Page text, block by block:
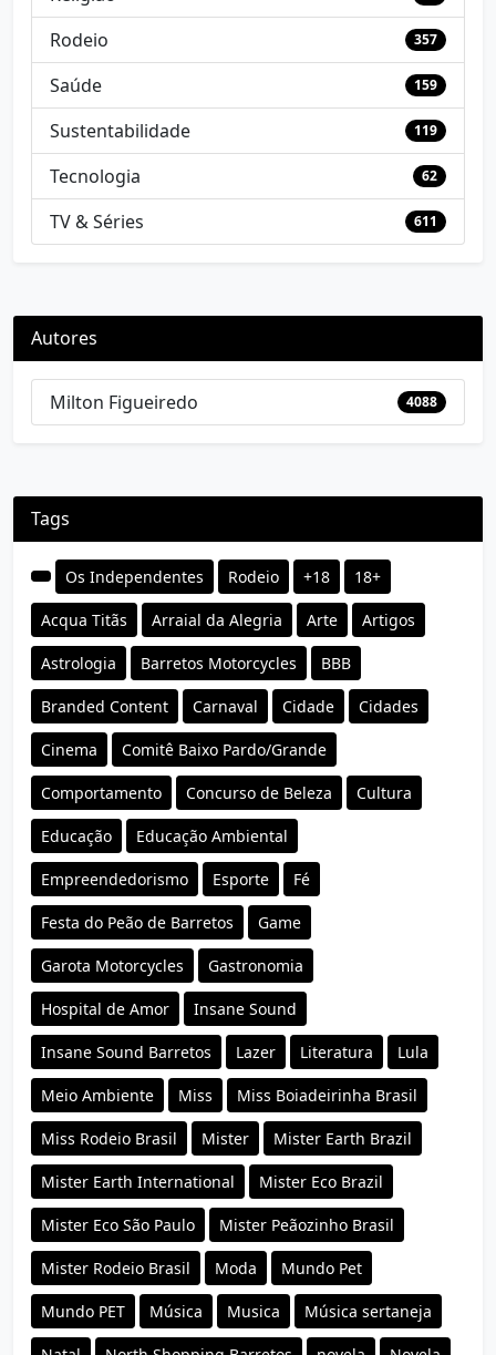
Rodeio 357
Saúde 159
Sustentabilidade 119
Tecnologia 62
TV & Séries 611
Autores
Milton Figueiredo 4088
Tags
Os Independentes Rodeio +18 18+
Acqua Titãs Arraial da Alegria Arte Artigos
Astrologia Barretos Motorcycles BBB
Branded Content Carnaval Cidade Cidades
Cinema Comitê Baixo Pardo/Grande
Comportamento Concurso de Beleza Cultura
Educação Educação Ambiental
Empreendedorismo Esporte Fé
Festa do Peão de Barretos Game
Garota Motorcycles Gastronomia
Hospital de Amor Insane Sound
Insane Sound Barretos Lazer Literatura Lula
Meio Ambiente Miss Miss Boiadeirinha Brasil
Miss Rodeio Brasil Mister Mister Earth Brazil
Mister Earth International Mister Eco Brazil
Mister Eco São Paulo Mister Peãozinho Brasil
Mister Rodeio Brasil Moda Mundo Pet
Mundo PET Música Musica Música sertaneja